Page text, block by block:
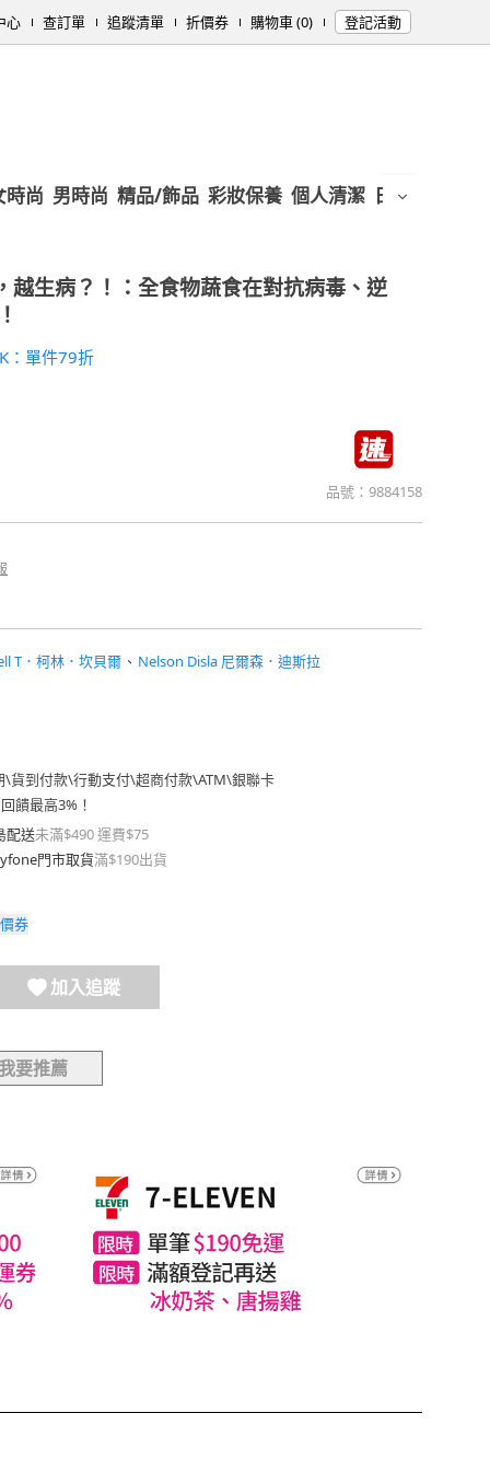
心 查訂單 追蹤清單 折價券 購物車 (0) 登記活動
時尚 男時尚 精品/飾品 彩妝保養 個人清潔 日用/紙品
越生病？！：全食物蔬食在對抗病毒、逆
：單件79折
品號： 9884158
T．柯林．坎貝爾 、 Nelson Disla 尼爾森．迪斯拉
\貨到付款\行動支付\超商付款\ATM\銀聯卡
饋最高3%！
配送未滿$490 運費$75
門市取貨滿$190出貨
券
加入追蹤
我要推薦